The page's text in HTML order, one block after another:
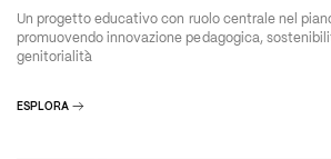
Un progetto educativo con ruolo centrale nel
promuovendo innovazione pedagogica,
genitorialità
ESPLORA